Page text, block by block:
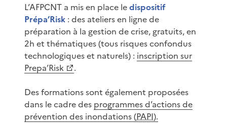
L’AFPCNT a mis en place ledispositif
Prépa’Risk : des ateliers en ligne de
préparation à la gestion de crise, gratuits, en
2h et thématiques (tous risques confondus
technologiques et naturels) : inscription sur
Prepa’Risk
.
Des formations sont également proposées
dans le cadre des programmes d’actions de
prévention des inondations (PAPI).